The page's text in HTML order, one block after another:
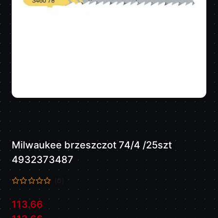
Milwaukee brzeszczot 74/4 /25szt
4932373487
(0)
113.66